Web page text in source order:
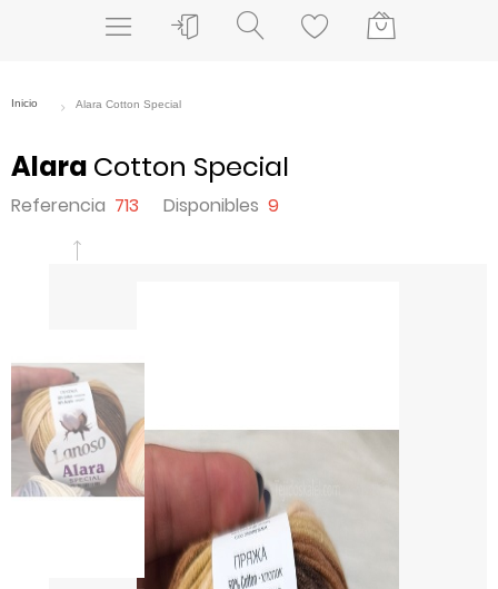
Alara Cotton Special
Referencia 713 Disponibles 9